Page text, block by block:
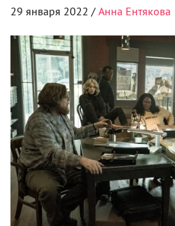
29 января 2022 / Анна Ентякова